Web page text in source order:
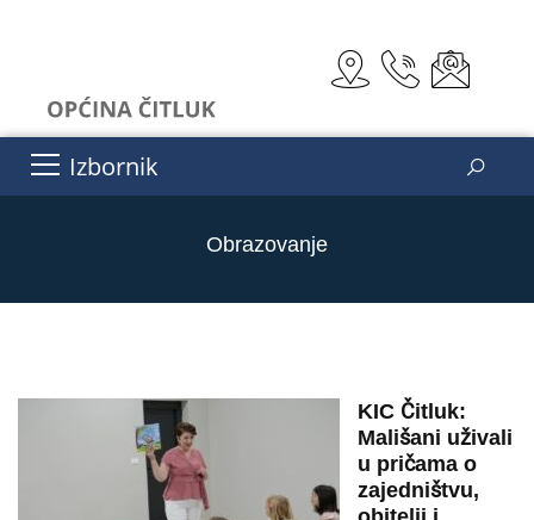
Izbornik
Obrazovanje
KIC Čitluk:
Mališani uživali
u pričama o
zajedništvu,